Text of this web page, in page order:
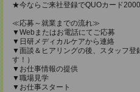
★今ならご来社登録でQUOカード
≪応募～就業までの流れ≫
▼Webまたはお電話にてご応募
▼日研メディカルケアから連絡
▼面談＆ヒアリングの後、スタッフ登
す！）
▼お仕事情報の提供
▼職場見学
▼お仕事スタート